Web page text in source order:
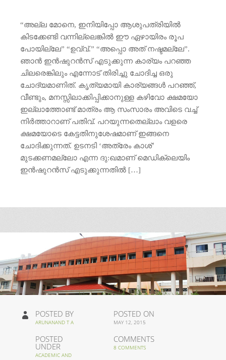
“അല്ല മോനെ, ഇനിയിപ്പോ ആശുപത്രിയില്‍
കിടക്കേണ്ടി വന്നില്ലെങ്കില്‍ ഈ ഏഴായിരം രൂപ
പോയില്ലേ” “ഉവ്വ്.” “അപ്പൊ അത് നഷ്ടമല്ലേ”.
ഞാന്‍ ഇന്‍ഷുറന്‍സ് എടുക്കുന്ന കാര്യം പറഞ്ഞ
ചിലരെങ്കിലും എന്നോട് തിരിച്ചു ചോദിച്ച ഒരു
ചോദ്യമാണിത്. കൃത്യമായി കാര്യങ്ങള്‍ പറഞ്ഞ്,
വീണ്ടും, മനസ്സിലാക്കിപ്പിക്കാനുള്ള കഴിവോ ക്ഷമയോ
ഇല്ലാത്തോണ്ട് മാത്രം ആ സംസാരം അവിടെ വച്ച്
നിര്‍ത്താറാണ് പതിവ്. പറയുന്നതെല്ലാം വളരെ
ക്ഷമയോടെ കേട്ടതിനുശേഷമാണ് ഇങ്ങനെ
ചോദിക്കുന്നത്. ഉടനടി ‘അത്രേം കാശ്’
മുടക്കണമല്ലോ എന്ന ദു:ഖമാണ് മെഡിക്ലെയിം
ഇന്‍ഷുറന്‍സ് എടുക്കുന്നതില്‍ […]
POSTED BY
ARUNANAND T A
POSTED ON
MAY 12, 2015
POSTED
UNDER
ACADEMIC AND
COMMENTS
8 COMMENTS